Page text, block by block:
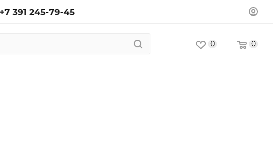
+7 391 245-79-45
0 0